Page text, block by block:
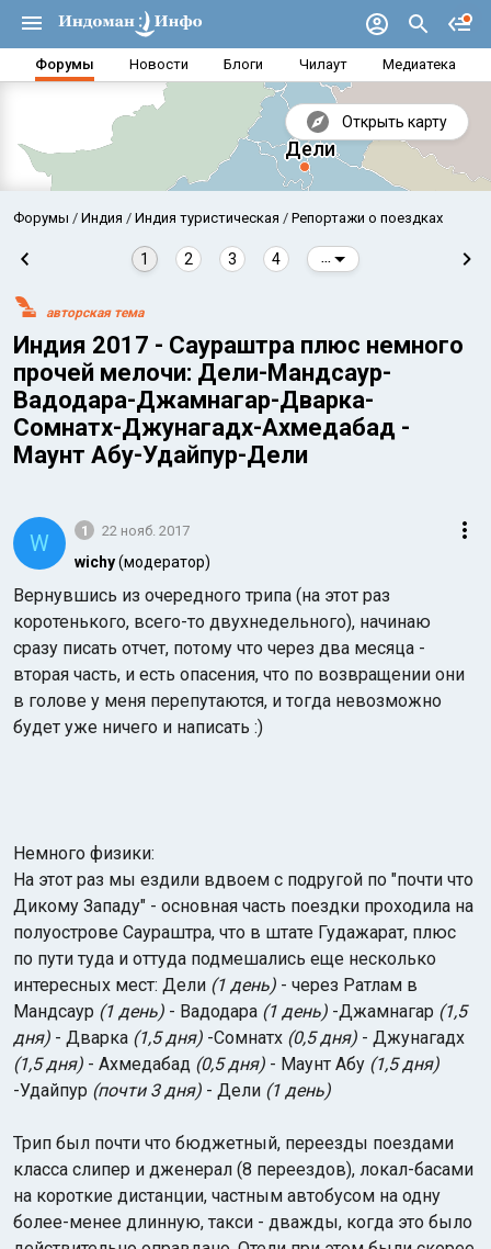
Форумы Новости Блоги Чилаут Медиатека
Открыть карту
Аравийское море
Индийский океан
Форумы Индия Индия туристическая Репортажи о поездках
1 2 3 4
авторская тема
Индия 2017 - Саураштра плюс немного
прочей мелочи: Дели-Мандсаур-
Вадодара-Джамнагар-Дварка-
Сомнатх-Джунагадх-Ахмедабад -
Маунт Абу-Удайпур-Дели
W 1 22 нояб. 2017
wichy(модератор)
Вернувшись из очередного трипа (на этот раз
коротенького, всего-то двухнедельного), начинаю
сразу писать отчет, потому что через два месяца -
вторая часть, и есть опасения, что по возвращении они
в голове у меня перепутаются, и тогда невозможно
будет уже ничего и написать :)
Немного физики:
На этот раз мы ездили вдвоем с подругой по "почти что
Дикому Западу" - основная часть поездки проходила на
полуострове Саураштра, что в штате Гудажарат, плюс
по пути туда и оттуда подмешались еще несколько
интересных мест: Дели (1 день) - через Ратлам в
Мандсаур (1 день) - Вадодара (1 день) -Джамнагар (1,5
дня) - Дварка (1,5 дня) -Сомнатх (0,5 дня) - Джунагадх
(1,5 дня) - Ахмедабад (0,5 дня) - Маунт Абу (1,5 дня)
-Удайпур (почти 3 дня) - Дели (1 день)
Трип был почти что бюджетный, переезды поездами
класса слипер и дженерал (8 переездов), локал-басами
на короткие дистанции, частным автобусом на одну
более-менее длинную, такси - дважды, когда это было